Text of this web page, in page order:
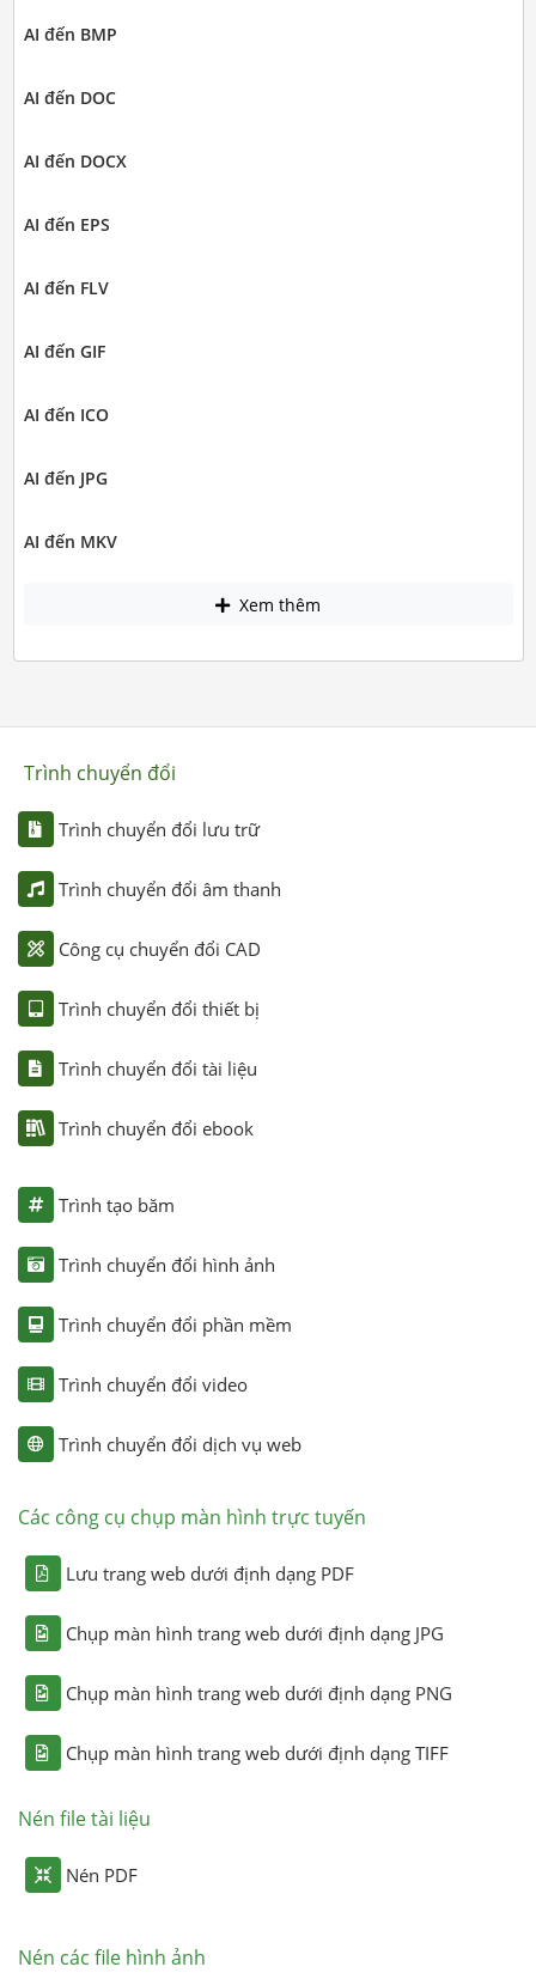
AI đến BMP
AI đến DOC
AI đến DOCX
AI đến EPS
AI đến FLV
AI đến GIF
AI đến ICO
AI đến JPG
AI đến MKV
Xem thêm
Trình chuyển đổi
Trình chuyển đổi lưu trữ
Trình chuyển đổi âm thanh
Công cụ chuyển đổi CAD
Trình chuyển đổi thiết bị
Trình chuyển đổi tài liệu
Trình chuyển đổi ebook
Trình tạo băm
Trình chuyển đổi hình ảnh
Trình chuyển đổi phần mềm
Trình chuyển đổi video
Trình chuyển đổi dịch vụ web
Các công cụ chụp màn hình trực tuyến
Lưu trang web dưới định dạng PDF
Chụp màn hình trang web dưới định dạng JPG
Chụp màn hình trang web dưới định dạng PNG
Chụp màn hình trang web dưới định dạng TIFF
Nén file tài liệu
Nén PDF
Nén các file hình ảnh